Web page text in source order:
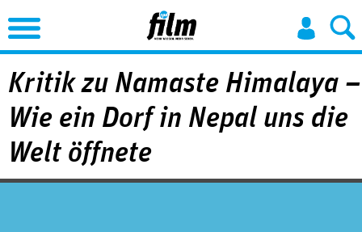
Jump to Navigation
Kritik zu Namaste Himalaya –
Wie ein Dorf in Nepal uns die
Welt öffnete